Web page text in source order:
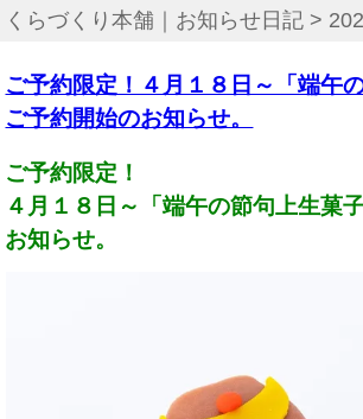
くらづくり本舗｜お知らせ日記 >
ご予約限定！４月１８日～「端午
ご予約開始のお知らせ。
ご予約限定！
４月１８日～「端午の節句上生菓
お知らせ。